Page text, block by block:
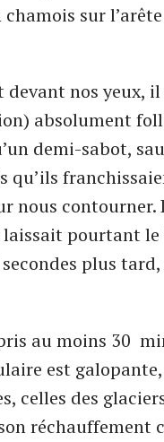
sur
nos yeux, il
absolument
demi-sabot,
qu’ils
nous
pourtant
plus
au moins 30
est
celles des
réchauffement